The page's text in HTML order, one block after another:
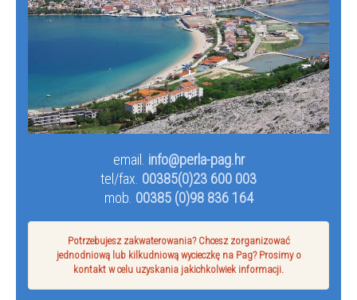
email. info@perla-pag.hr
tel/fax. 00385(0)23 600 003
mob. 00385 (0)98 836 164
Potrzebujesz zakwaterowania? Chcesz zorganizować
jednodniową lub kilkudniową wycieczkę na Pag? Prosimy o
kontakt w celu uzyskania jakichkolwiek informacji.